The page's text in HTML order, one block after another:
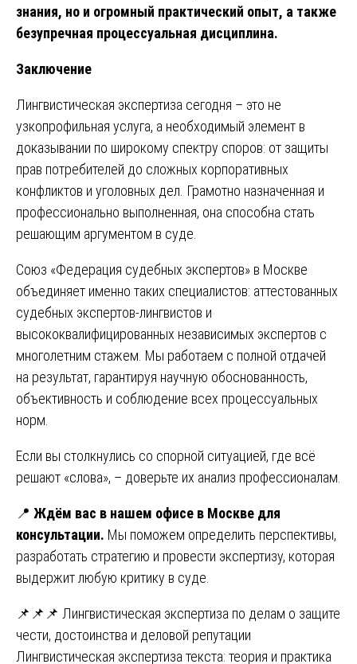
знания, но и огромный практический опыт, а также
безупречная процессуальная дисциплина.
Заключение
Лингвистическая экспертиза сегодня – это не
узкопрофильная услуга, а необходимый элемент в
доказывании по широкому спектру споров: от защиты
прав потребителей до сложных корпоративных
конфликтов и уголовных дел. Грамотно назначенная и
профессионально выполненная, она способна стать
решающим аргументом в суде.
Союз «Федерация судебных экспертов» в Москве
объединяет именно таких специалистов: аттестованных
судебных экспертов-лингвистов и
высококвалифицированных независимых экспертов с
многолетним стажем. Мы работаем с полной отдачей
на результат, гарантируя научную обоснованность,
объективность и соблюдение всех процессуальных
норм.
Если вы столкнулись со спорной ситуацией, где всё
решают «слова», – доверьте их анализ профессионалам.
📍 Ждём вас в нашем офисе в Москве для
консультации. Мы поможем определить перспективы,
разработать стратегию и провести экспертизу, которая
выдержит любую критику в суде.
Навигация
по
📌📌📌 Лингвистическая экспертиза по делам о защите
чести, достоинства и деловой репутации
Лингвистическая экспертиза текста: теория и практика